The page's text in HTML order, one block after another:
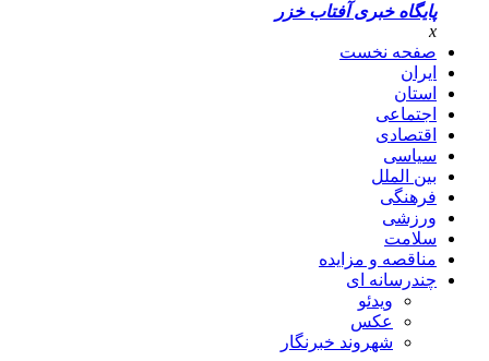
پایگاه خبری آفتاب خزر
x
صفحه نخست
ایران
استان
اجتماعی
اقتصادی
سیاسی
بین الملل
فرهنگی
ورزشی
سلامت
مناقصه و مزایده
چندرسانه ای
ویدئو
عکس
شهروند خبرنگار